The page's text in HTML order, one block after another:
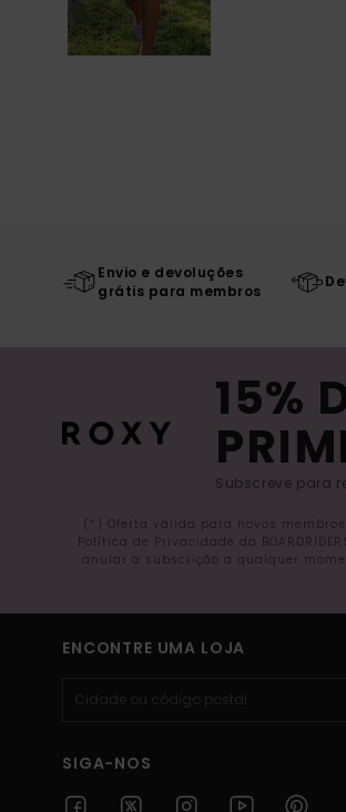
Envio e devoluções
grátis para membros
15%
Subscreve para
(*) Oferta válida para novos
Política de Privacidade da
anular a subscrição a qualquer
ENCONTRE UMA LOJA
SIGA-NOS